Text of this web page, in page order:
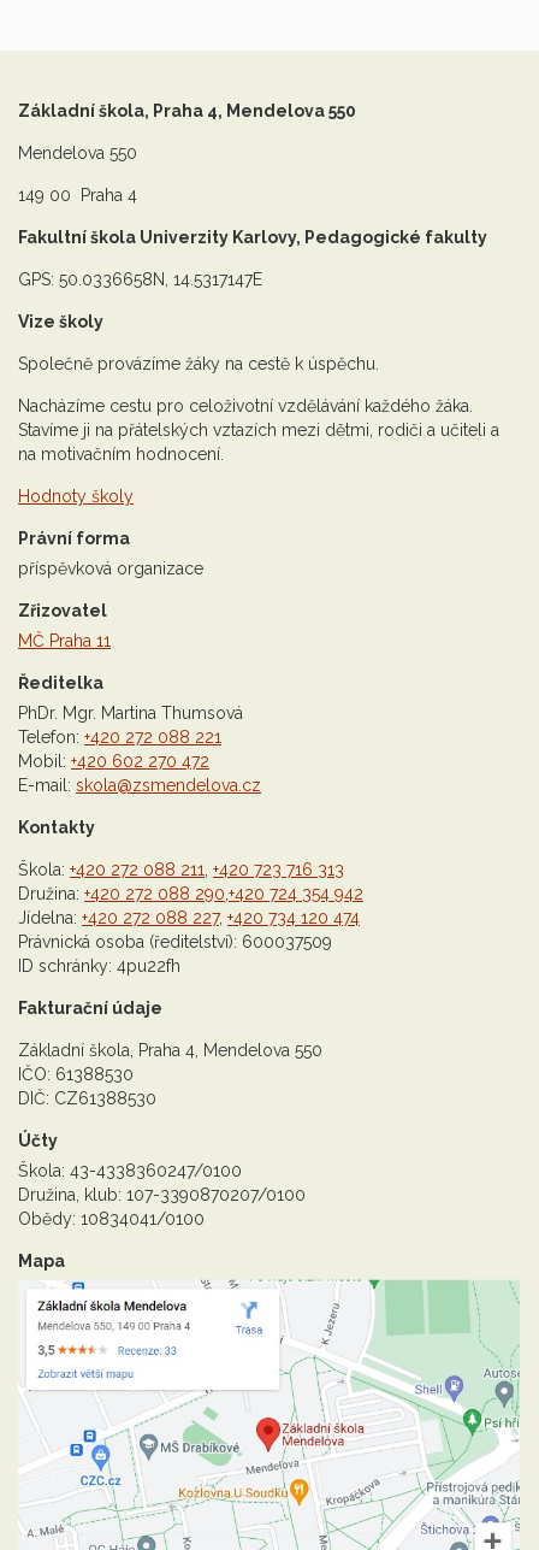
Základní škola, Praha 4, Mendelova 550
Mendelova 550
149 00 Praha 4
Fakultní škola Univerzity Karlovy, Pedagogické fakulty
GPS: 50.0336658N, 14.5317147E
Vize školy
Společně provázíme žáky na cestě k úspěchu.
Nacházíme cestu pro celoživotní vzdělávání každého žáka.
Stavíme ji na přátelských vztazích mezi dětmi, rodiči a učiteli a
na motivačním hodnocení.
Hodnoty školy
Právní forma
příspěvková organizace
Zřizovatel
MČ Praha 11
Ředitelka
PhDr. Mgr. Martina Thumsová
Telefon: +420 272 088 221
Mobil: +420 602 270 472
E-mail: skola@zsmendelova.cz
Kontakty
Škola: +420 272 088 211 +420 723 716 313
Družina: +420 272 088 290 +420 724 354 942
Jídelna: +420 272 088 227, +420 734 120 474
Právnická osoba (ředitelství): 600037509
ID schránky: 4pu22fh
Fakturační údaje
Základní škola, Praha 4, Mendelova 550
IČO: 61388530
DIČ: CZ61388530
Účty
Škola: 43-4338360247/0100
Družina, klub: 107-3390870207/0100
Obědy: 10834041/0100
Mapa